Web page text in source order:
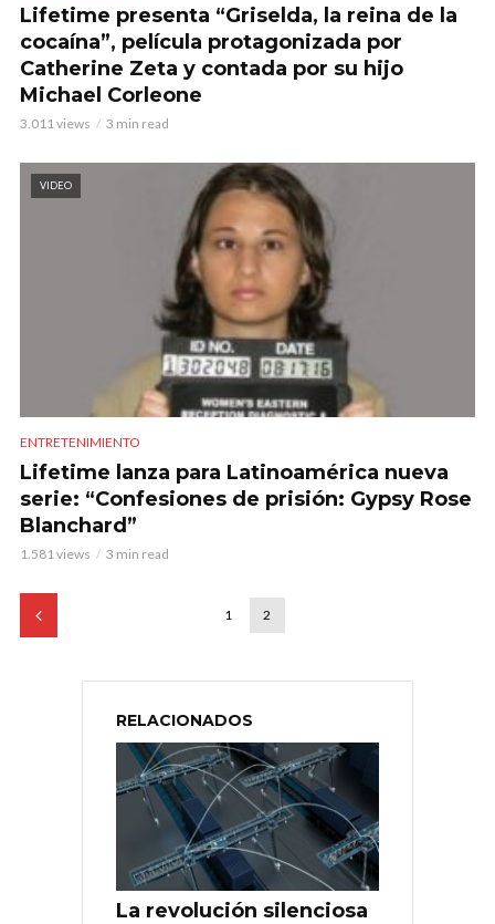
Lifetime presenta “Griselda, la reina de la
cocaína”, película protagonizada por
Catherine Zeta y contada por su hijo
Michael Corleone
3.011 views 3 min read
VIDEO
ENTRETENIMIENTO
Lifetime lanza para Latinoamérica nueva
serie: “Confesiones de prisión: Gypsy Rose
Blanchard”
1.581 views 3 min read
1 2
RELACIONADOS
La revolución silenciosa